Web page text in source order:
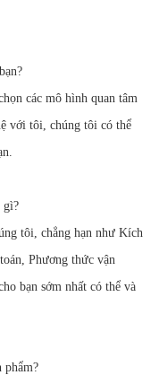
các mô hình quan tâm
với tôi, chúng tôi có thể
gì?
tôi, chẳng hạn như Kích
Phương thức vận
bạn sớm nhất có thể và
phẩm?